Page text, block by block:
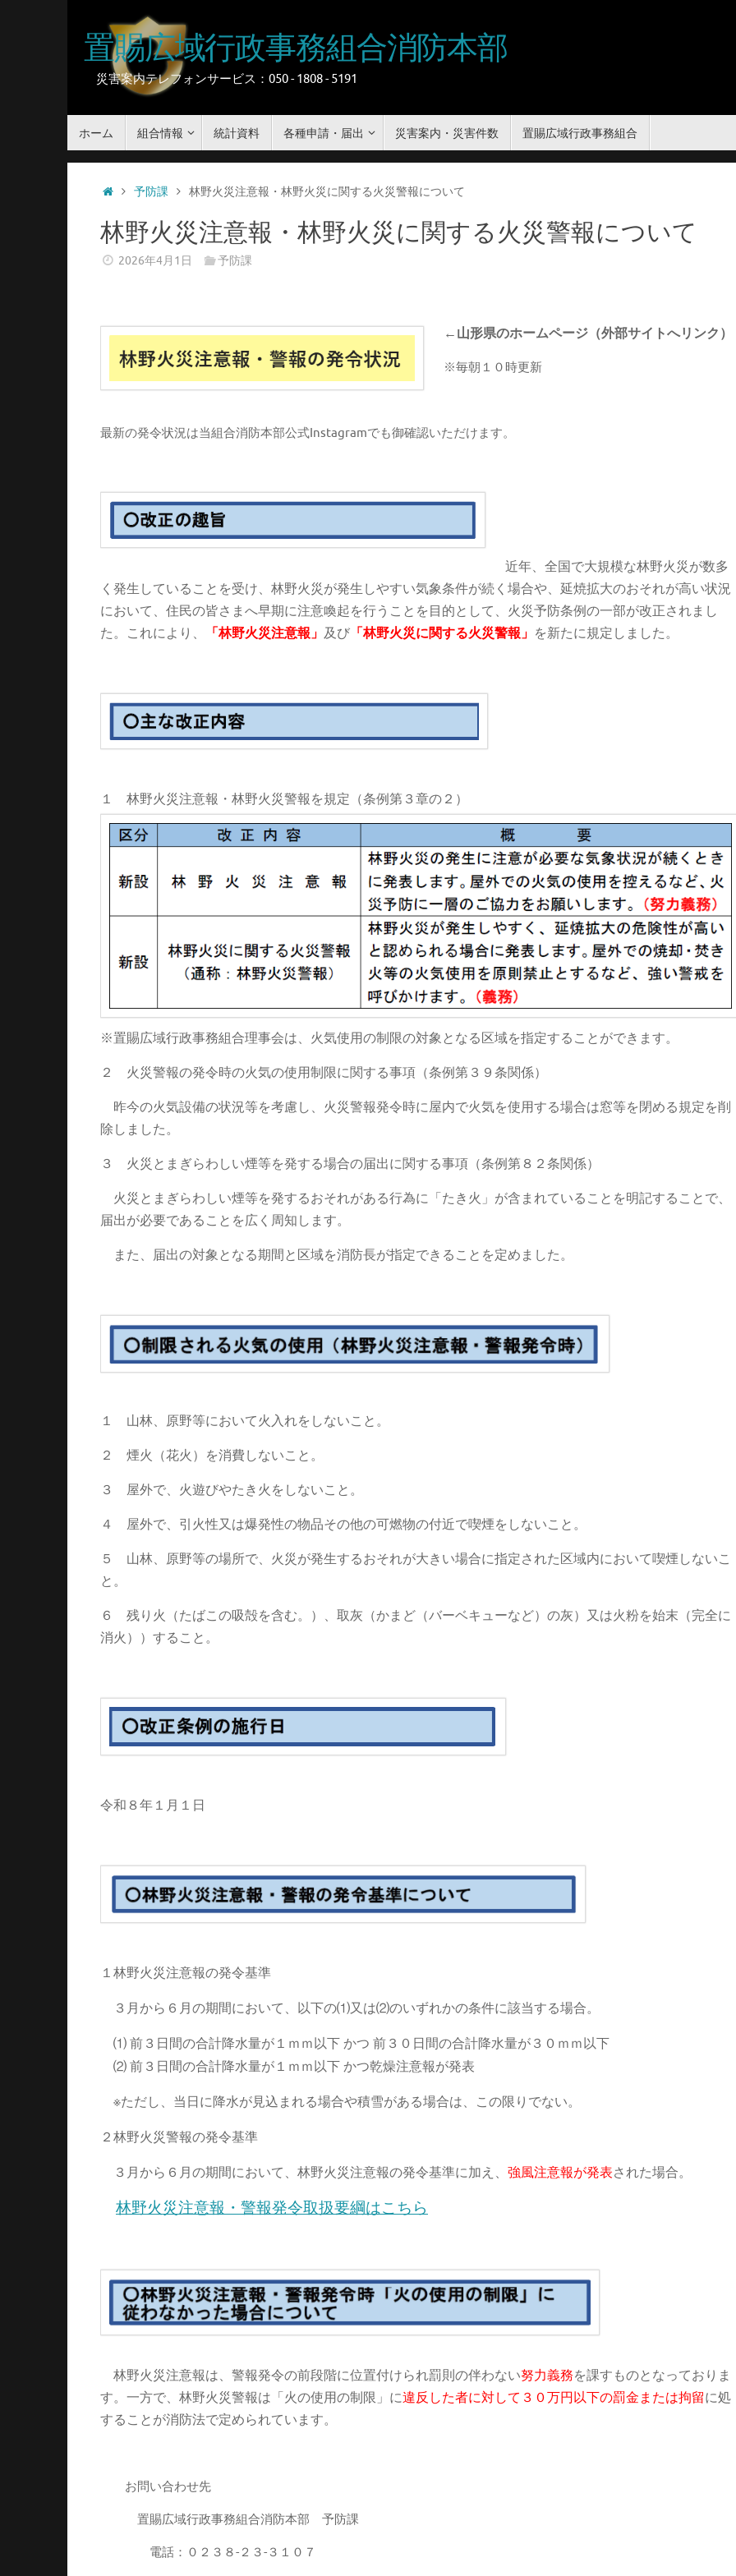
置賜広域行政事務組合消防本部
災害案内テレフォンサービス：050 - 1808 - 5191
ホーム 組合情報 統計資料 各種申請・届出 災害案内・災害件数 置賜広域行政事務組合
ホ
ム
予防課 林野火災注意報・林野火災に関する火災警報について
林野火災注意報・林野火災に関する火災警報について
2026年4月1日 予防課
←山形県のホームページ （外部サイトへリンク）
※毎朝１０時更新
最新の発令状況は当組合消防本部公式Instagramでも御確認いただけます。
近年、全国で大規模な林野火災が数多
く発生していることを受け、林野火災が発生しやすい気象条件が続く場合や、延焼拡大のおそれが高い状況
において、住民の皆さまへ早期に注意喚起を行うことを目的として、火災予防条例の一部が改正されまし
た。これにより、
「林野火災注意報」 及び 「林野火災に関する火災警報」 を新たに規定しました。
１ 林野火災注意報・林野火災警報を規定（条例第３章の２）
※置賜広域行政事務組合理事会は、火気使用の制限の対象となる区域を指定することができます。
２ 火災警報の発令時の火気の使用制限に関する事項（条例第３９条関係）
昨今の火気設備の状況等を考慮し、火災警報発令時に屋内で火気を使用する場合は窓等を閉める規定を削
除しました。
３ 火災とまぎらわしい煙等を発する場合の届出に関する事項（条例第８２条関係）
火災とまぎらわしい煙等を発するおそれがある行為に「たき火」が含まれていることを明記することで、
届出が必要であることを広く周知します。
また、届出の対象となる期間と区域を消防長が指定できることを定めました。
１ 山林、原野等において火入れをしないこと。
２ 煙火（花火）を消費しないこと。
３ 屋外で、火遊びやたき火をしないこと。
４ 屋外で、引火性又は爆発性の物品その他の可燃物の付近で喫煙をしないこと。
５ 山林、原野等の場所で、火災が発生するおそれが大きい場合に指定された区域内において喫煙しないこ
と。
６ 残り火（たばこの吸殻を含む。）、取灰（かまど（バーベキューなど）の灰）又は火粉を始末（完全に
消火））すること。
令和８年１月１日
１林野火災注意報の発令基準
３月から６月の期間において、以下の⑴又は⑵のいずれかの条件に該当する場合。
⑴ 前３日間の合計降水量が１ｍｍ以下 かつ 前３０日間の合計降水量が３０ｍｍ以下
⑵ 前３日間の合計降水量が１ｍｍ以下 かつ乾燥注意報が発表
※ただし、当日に降水が見込まれる場合や積雪がある場合は、この限りでない。
２林野火災警報の発令基準
３月から６月の期間において、林野火災注意報の発令基準に加え、 強風注意報が発表された場合。
林野火災注意報・警報発令取扱要綱はこちら
林野火災注意報は、警報発令の前段階に位置付けられ罰則の伴わない努力義務を課すものと なっておりま
す。一方で、林野火災警報は「火の使用の制限」 に違反した者に対して３０万円以下の罰金または拘留に処
することが消防法で定められています。
お問い合わせ先
置賜広域行政事務組合消防本部 予防課
電話：０２３８-２３-３１０７